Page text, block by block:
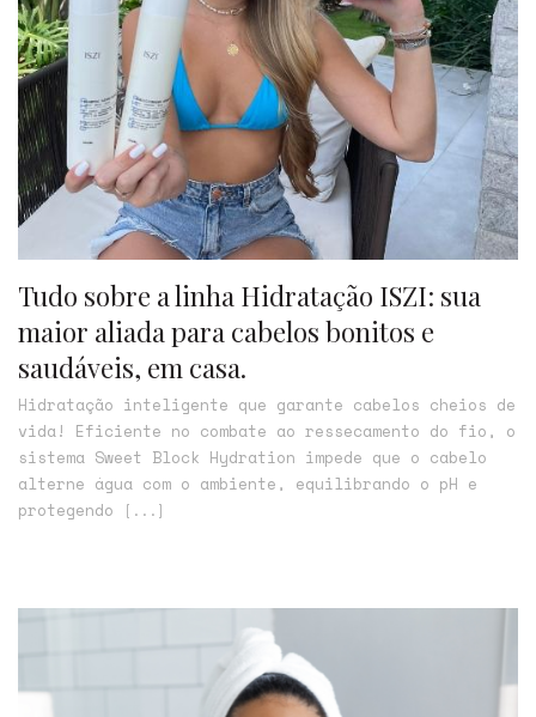
Tudo sobre a linha Hidratação ISZI: sua
maior aliada para cabelos bonitos e
saudáveis, em casa.
Hidratação inteligente que garante cabelos cheios de
vida! Eficiente no combate ao ressecamento do fio, o
sistema Sweet Block Hydration impede que o cabelo
alterne água com o ambiente, equilibrando o pH e
protegendo
[...]